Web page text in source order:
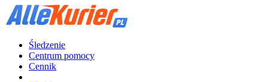
Śledzenie
Centrum pomocy
Cennik